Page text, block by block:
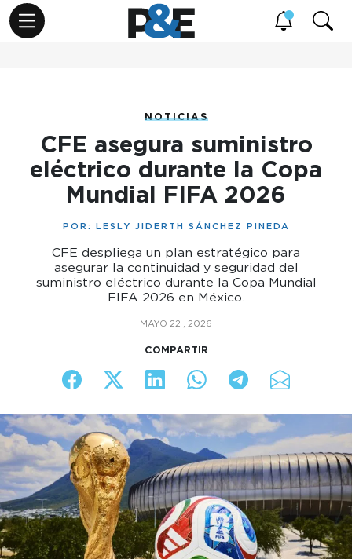
NOTICIAS
CFE asegura suministro
eléctrico durante la Copa
Mundial FIFA 2026
POR: LESLY JIDERTH SÁNCHEZ PINEDA
CFE despliega un plan estratégico para
asegurar la continuidad y seguridad del
suministro eléctrico durante la Copa Mundial
FIFA 2026 en México.
MAYO 22 , 2026
COMPARTIR